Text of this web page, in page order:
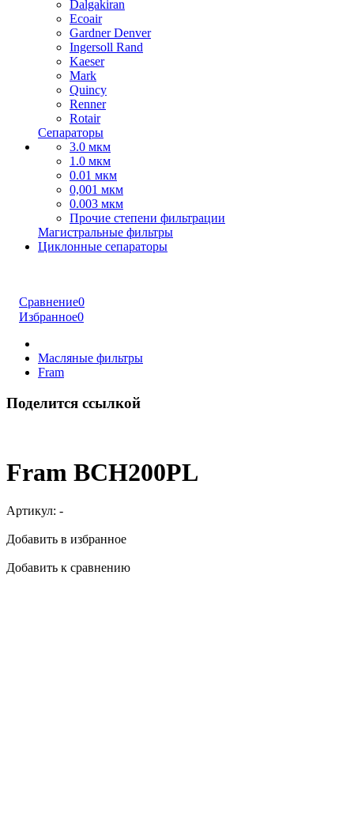
Dalgakiran
Ecoair
Gardner Denver
Ingersoll Rand
Kaeser
Mark
Quincy
Renner
Rotair
Сепараторы
3.0 мкм
1.0 мкм
0.01 мкм
0,001 мкм
0.003 мкм
Прочие степени фильтрации
Магистральные фильтры
Циклонные сепараторы
Сравнение0
Избранное0
Масляные фильтры
Fram
Поделится ссылкой
Fram BCH200PL
Артикул: -
Добавить в избранное
Добавить к сравнению